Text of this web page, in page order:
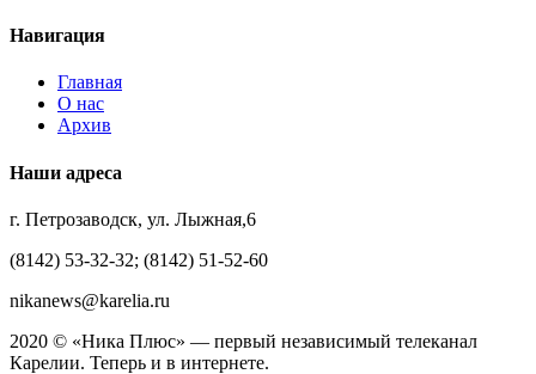
Навигация
Главная
О нас
Архив
Наши адреса
г. Петрозаводск, ул. Лыжная,6
(8142) 53-32-32; (8142) 51-52-60
nikanews@karelia.ru
2020 © «Ника Плюс» — первый независимый телеканал
Карелии. Теперь и в интернете.